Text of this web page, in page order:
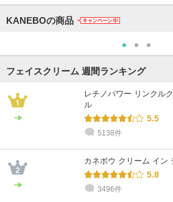
@cosme STORE スタッフ
混
カネボウコンサルタント
敏
カネボウコンサルタント
敏
KANEBOの商品
フェイスクリーム 週間ランキング
レチノパワー リンクル
ル
5.5
5138件
カネボウ クリーム イン
5.8
3496件